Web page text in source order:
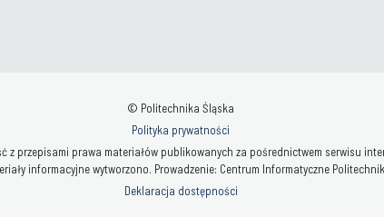
© Politechnika Śląska
Polityka prywatności
przepisami prawa materiałów publikowanych za pośrednictwem serwisu
informacyjne wytworzono. Prowadzenie: Centrum Informatyczne
Deklaracja dostępności